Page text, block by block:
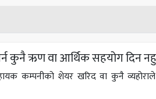
कुनै ऋण वा आर्थिक सहयोग दिन
कम्पनीको शेयर खरिद वा कुनै